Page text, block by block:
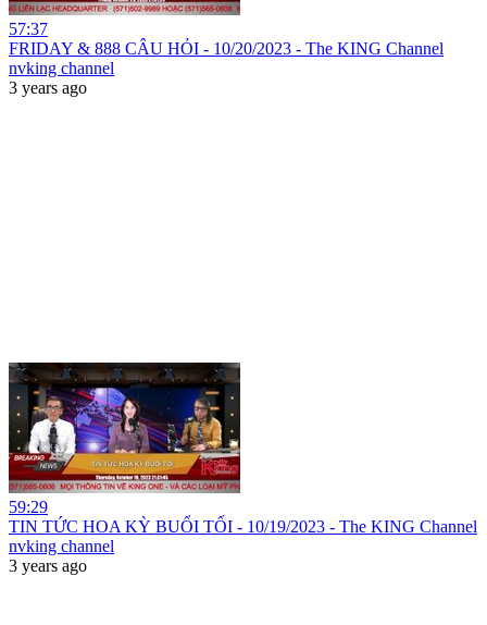
57:37
FRIDAY & 888 CÂU HỎI - 10/20/2023 - The KING Channel
nvking channel
3 years ago
59:29
TIN TỨC HOA KỲ BUỔI TỐI - 10/19/2023 - The KING Channel
nvking channel
3 years ago